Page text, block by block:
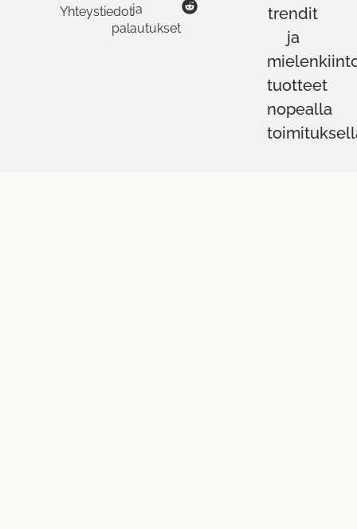
Yhteystiedotja
palautukset
trendit
ja
tuotteet
nopealla